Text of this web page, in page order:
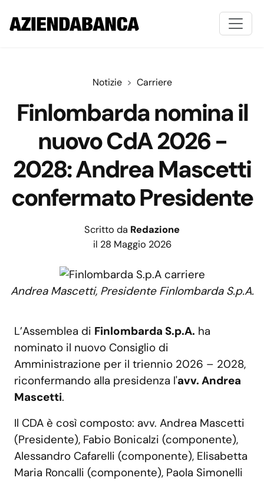
Notizie Carriere
Finlombarda nomina il
nuovo CdA 2026 -
2028: Andrea Mascetti
confermato Presidente
Scritto da Redazione
il 28 Maggio 2026
Andrea Mascetti, Presidente Finlombarda S.p.A.
L’Assemblea di Finlombarda S.p.A. ha
nominato il nuovo Consiglio di
Amministrazione per il triennio 2026 – 2028,
riconfermando alla presidenza l'avv. Andrea
Mascetti.
Il CDA è così composto: avv. Andrea Mascetti
(Presidente), Fabio Bonicalzi (componente),
Alessandro Cafarelli (componente), Elisabetta
Maria Roncalli (componente), Paola Simonelli